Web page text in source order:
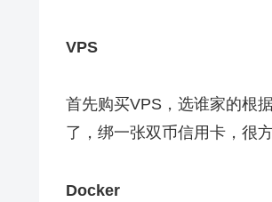
VPS
首先购买VPS，选谁家的根
了，绑一张双币信用卡，很
Docker